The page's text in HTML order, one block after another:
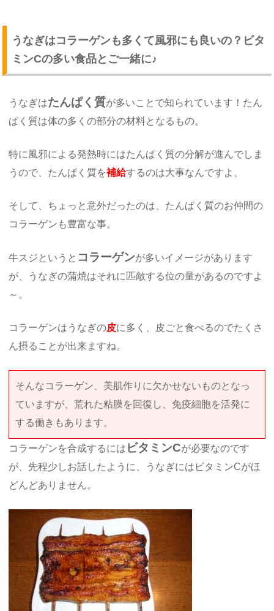
うなぎはコラーゲンも多くて風邪にも良いの？ビタ
ミンCの多い食品とご一緒に♪
うなぎはたんぱく質が多いことで知られています！たん
ぱく質は体の多くの部分の材料となるもの。
特に風邪による発熱時にはたんぱく質の分解が進んでしま
うので、たんぱく質を補給するのは大事なんですよ。
そして、ちょっと意外だったのは、たんぱく質のお仲間の
コラーゲンも豊富な事。
牛スジというと コラーゲンが多いイメージがあります
が、うなぎの蒲焼はそれに匹敵する位の量があるのですよ
～。
コラーゲンはうなぎの皮に多く、皮ごと食べるのでたくさ
ん摂ることが出来ますね。
そんなコラーゲン、美肌作りに欠かせないものとなっ
ていますが、荒れた粘膜を回復し、免疫細胞を活発に
する働きもあります。
コラーゲンを合成するには ビタミンCが必要なのです
が、先程少しお話したように、うなぎにはビタミンCがほ
どんどありません。